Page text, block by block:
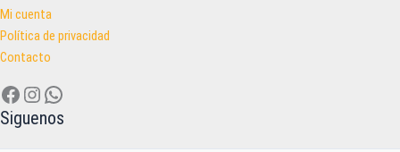
Mi cuenta
Política de privacidad
Contacto
Facebook
Instagram
WhatsApp
Siguenos